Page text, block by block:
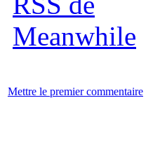
Mettre le premier commentaire